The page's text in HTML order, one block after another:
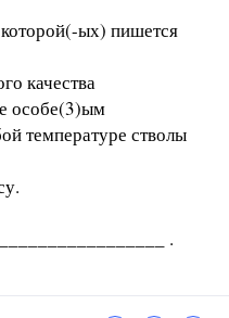
ых) пишется
качества
особе(3)ым
температуре стволы
.